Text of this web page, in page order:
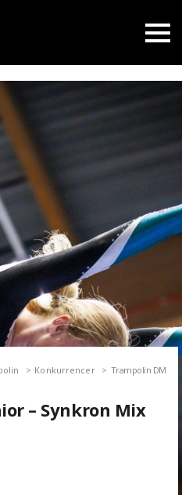
Konkurrencer
Trampolin DM
– Synkron Mix